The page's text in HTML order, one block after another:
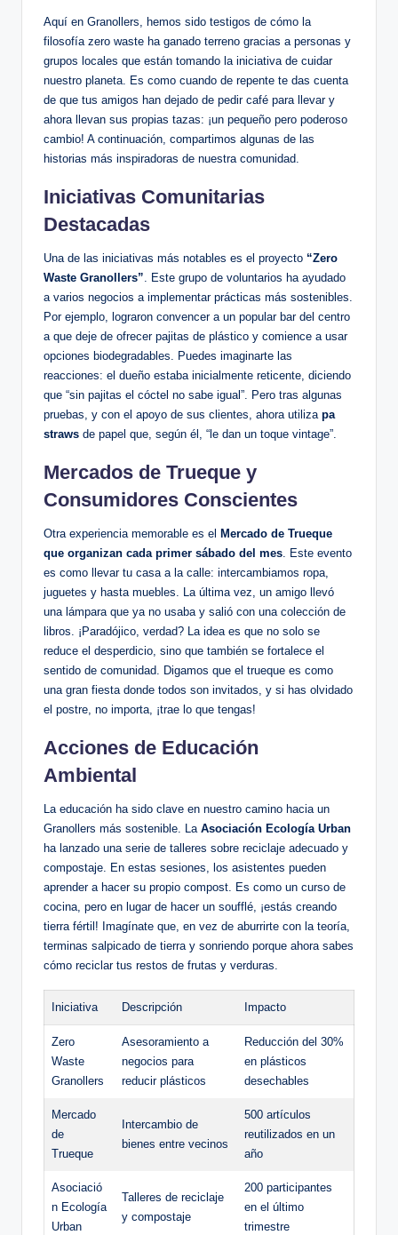
Aquí en Granollers, hemos sido testigos de cómo la
filosofía zero waste ha ganado terreno gracias a personas y
grupos locales que están tomando la iniciativa de cuidar
nuestro planeta. Es como cuando de repente te das cuenta
de que tus amigos han dejado de pedir café para llevar y
ahora llevan sus propias tazas: ¡un pequeño pero poderoso
cambio! A continuación, compartimos algunas de las
historias más inspiradoras de nuestra comunidad.
Iniciativas Comunitarias
Destacadas
Una de las iniciativas más notables es el proyecto “Zero
Waste Granollers”. Este grupo de voluntarios ha ayudado
a varios negocios a implementar prácticas más sostenibles.
Por ejemplo, lograron convencer a un popular bar del centro
a que deje de ofrecer pajitas de plástico y comience a usar
opciones biodegradables. Puedes imaginarte las
reacciones: el dueño estaba inicialmente reticente, diciendo
que “sin pajitas el cóctel no sabe igual”. Pero tras algunas
pruebas, y con el apoyo de sus clientes, ahora utiliza pa
straws de papel que, según él, “le dan un toque vintage”.
Mercados de Trueque y
Consumidores Conscientes
Otra experiencia memorable es el Mercado de Trueque
que organizan cada primer sábado del mes. Este evento
es como llevar tu casa a la calle: intercambiamos ropa,
juguetes y hasta muebles. La última vez, un amigo llevó
una lámpara que ya no usaba y salió con una colección de
libros. ¡Paradójico, verdad? La idea es que no solo se
reduce el desperdicio, sino que también se fortalece el
sentido de comunidad. Digamos que el trueque es como
una gran fiesta donde todos son invitados, y si has olvidado
el postre, no importa, ¡trae lo que tengas!
Acciones de Educación
Ambiental
La educación ha sido clave en nuestro camino hacia un
Granollers más sostenible. La Asociación Ecología Urban
ha lanzado una serie de talleres sobre reciclaje adecuado y
compostaje. En estas sesiones, los asistentes pueden
aprender a hacer su propio compost. Es como un curso de
cocina, pero en lugar de hacer un soufflé, ¡estás creando
tierra fértil! Imagínate que, en vez de aburrirte con la teoría,
terminas salpicado de tierra y sonriendo porque ahora sabes
cómo reciclar tus restos de frutas y verduras.
Iniciativa Descripción Impacto
Zero
Waste
Granollers
Asesoramiento a
negocios para
reducir plásticos
Reducción del 30%
en plásticos
desechables
Mercado
de
Trueque
Intercambio de
bienes entre vecinos
500 artículos
reutilizados en un
año
Asociació
n Ecología
Urban
Talleres de reciclaje
y compostaje
200 participantes
en el último
trimestre